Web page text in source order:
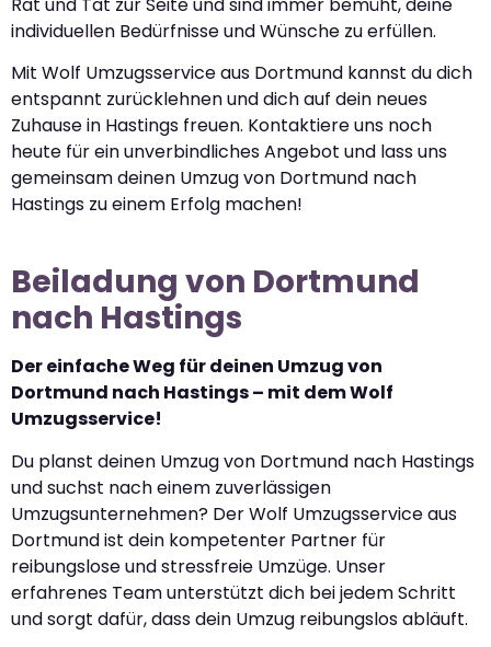
individuellen Bedürfnisse und Wünsche zu erfüllen.
Mit Wolf Umzugsservice aus Dortmund kannst du dich
entspannt zurücklehnen und dich auf dein neues
Zuhause in Hastings freuen. Kontaktiere uns noch
heute für ein unverbindliches Angebot und lass uns
gemeinsam deinen Umzug von Dortmund nach
Hastings zu einem Erfolg machen!
Beiladung von Dortmund
nach Hastings
Der einfache Weg für deinen Umzug von
Dortmund nach Hastings – mit dem Wolf
Umzugsservice!
Du planst deinen Umzug von Dortmund nach Hastings
und suchst nach einem zuverlässigen
Umzugsunternehmen? Der Wolf Umzugsservice aus
Dortmund ist dein kompetenter Partner für
reibungslose und stressfreie Umzüge. Unser
erfahrenes Team unterstützt dich bei jedem Schritt
und sorgt dafür, dass dein Umzug reibungslos abläuft.